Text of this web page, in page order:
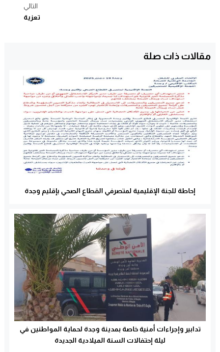
التالي
تعزية
مقالات ذات صلة
إحاطة للجنة الإقليمية لمتصرفي القطاع الصحي بإقليم وجدة
تدابير وإجراءات أمنية خاصة بمدينة وجدة لحماية المواطنين في
ليلة إحتفالات السنة الميلادية الجديدة